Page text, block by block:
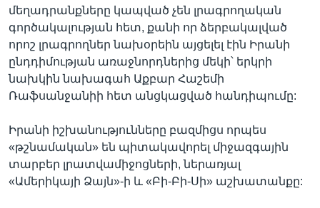
մեղադրանքները կապված չեն լրագրողական
գործակալության հետ, քանի որ ձերբակալված
որոշ լրագրողներ նախօրեին այցելել էին Իրանի
ընդդիմության առաջնորդներից մեկի՝ երկրի
նախկին նախագահ Աքբար Հաշեմի
Ռաֆսանջանիի հետ անցկացված հանդիպումը:
Իրանի իշխանությունները բազմիցս որպես
«թշնամական» են պիտակավորել միջազգային
տարբեր լրատվամիջոցների, ներառյալ
«Ամերիկայի Ձայն»-ի և «Բի-Բի-Սի» աշխատանքը: